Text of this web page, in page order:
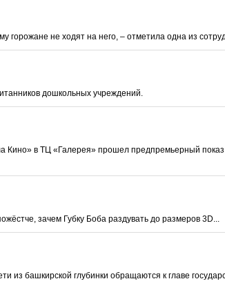
не ходят на него, – отметила одна из
дошкольных учреждений.
в ТЦ «Галерея» прошел предпремьерный показ
зачем Губку Боба раздувать до размеров 3D...
из башкирской глубинки обращаются к главе